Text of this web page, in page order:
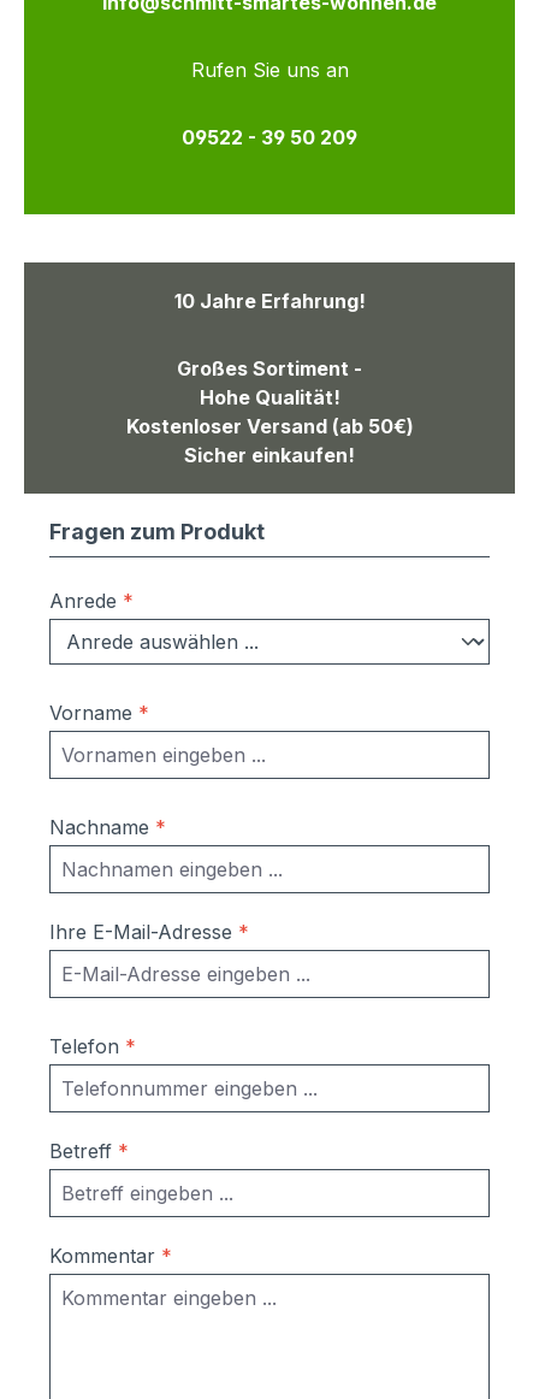
Rufen Sie uns an
09522 - 39 50 209
10 Jahre Erfahrung!
Großes Sortiment -
Hohe Qualität!
Kostenloser Versand (ab 50€)
Sicher einkaufen!
Fragen zum Produkt
Anrede *
Vorname *
Nachname *
Ihre E-Mail-Adresse *
Telefon *
Betreff *
Kommentar *